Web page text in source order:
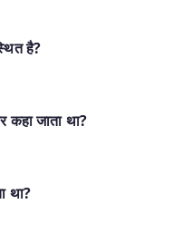
है?
जाता था?
था?